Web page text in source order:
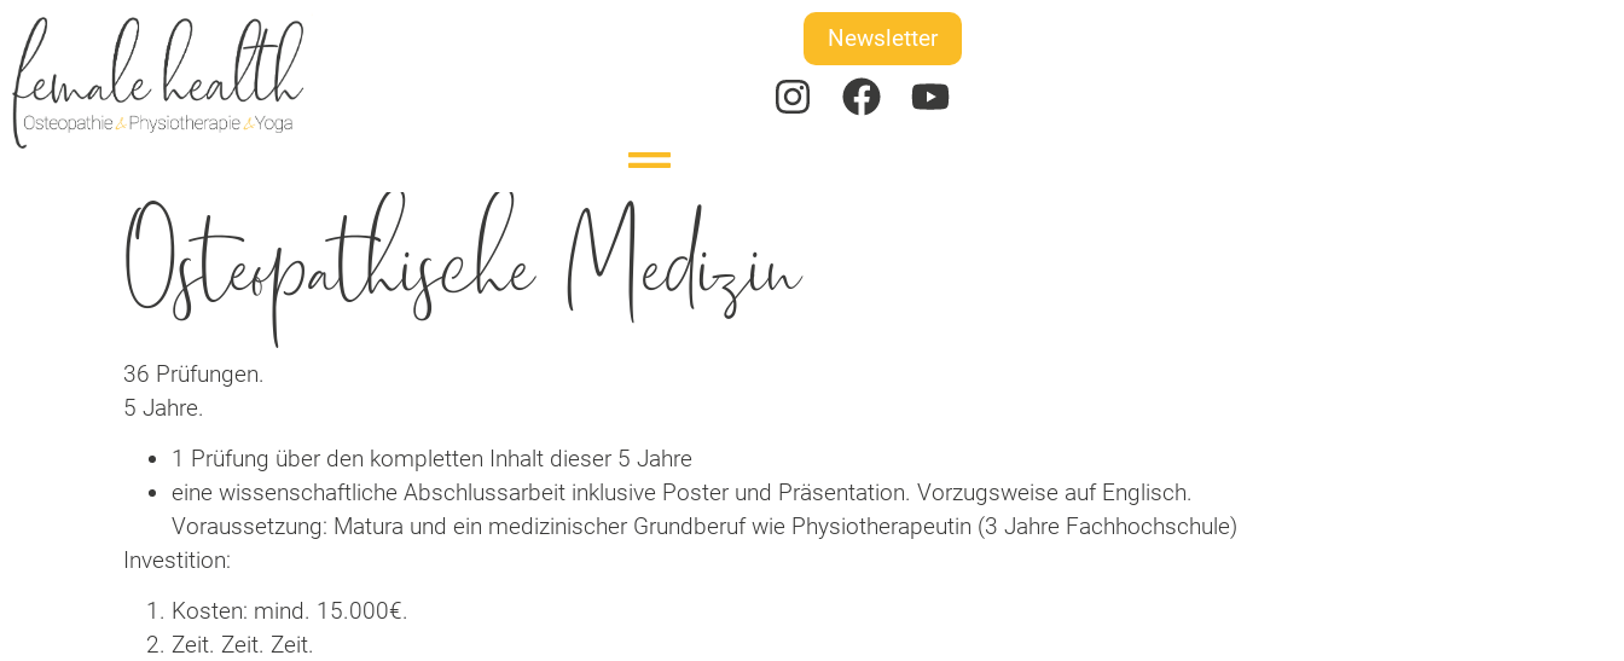
Newsletter
Osteopathische Medizin
36 Prüfungen.
5 Jahre.
1 Prüfung über den kompletten Inhalt dieser 5 Jahre
eine wissenschaftliche Abschlussarbeit inklusive Poster und Präsentation. Vorzugsweise auf Englisch.
Voraussetzung: Matura und ein medizinischer Grundberuf wie Physiotherapeutin (3 Jahre Fachhochschule)
Investition:
Kosten: mind. 15.000€.
Zeit. Zeit. Zeit.